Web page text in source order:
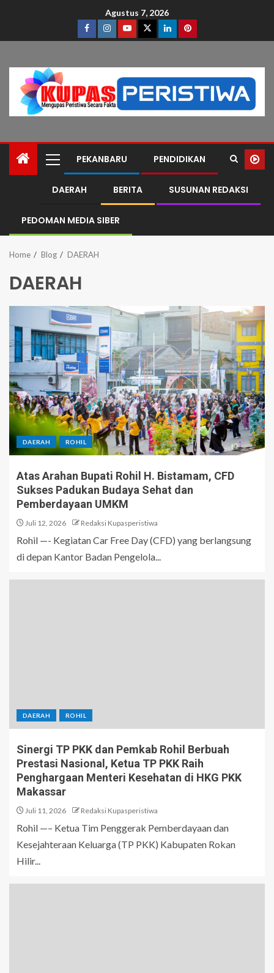
Agustus 7, 2026
PEKANBARU PENDIDIKAN
DAERAH BERITA SUSUNAN REDAKSI
PEDOMAN MEDIA SIBER
Home Blog DAERAH
DAERAH
DAERAH ROHIL
Atas Arahan Bupati Rohil H. Bistamam, CFD
Sukses Padukan Budaya Sehat dan
Pemberdayaan UMKM
Juli 12, 2026 Redaksi Kupasperistiwa
Rohil —- Kegiatan Car Free Day (CFD) yang berlangsung
di depan Kantor Badan Pengelola...
DAERAH ROHIL
Sinergi TP PKK dan Pemkab Rohil Berbuah
Prestasi Nasional, Ketua TP PKK Raih
Penghargaan Menteri Kesehatan di HKG PKK
Makassar
Juli 11, 2026 Redaksi Kupasperistiwa
Rohil —– Ketua Tim Penggerak Pemberdayaan dan
Kesejahteraan Keluarga (TP PKK) Kabupaten Rokan
Hilir...